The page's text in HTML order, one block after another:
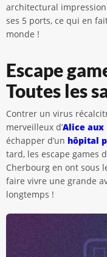
architectural
ses 5 ports, ce qui en
monde !
Escape
Toutes les
Contrer un virus
merveilleux d’Alice aux
échapper d’un hôpital
tard, les escape games
Cherbourg en ont sous
faire vivre une grande
longtemps !